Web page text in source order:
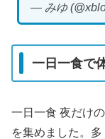
— みゆ
一日一食で
一日一食 夜だけ
を集めました。